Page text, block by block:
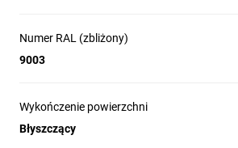
Numer RAL (zbliżony)
9003
Wykończenie powierzchni
Błyszczący